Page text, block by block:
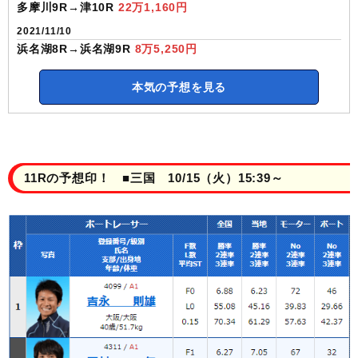
多摩川9R→津10R 22万1,160円
2021/11/10
浜名湖8R→浜名湖9R 8万5,250円
本気の予想を見る
11Rの予想印！ ■三国 10/15（火）15:39～